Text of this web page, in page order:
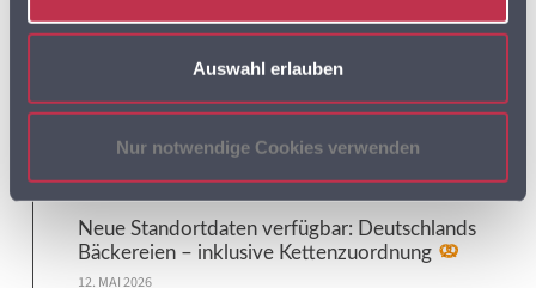
Auswahl erlauben
Nur notwendige Cookies verwenden
21. JUNI 2026
33.234 Filialen & über 160
Standortänderungen
Neue Standortdaten verfügbar: Deutschlands
Bäckereien – inklusive Kettenzuordnung
12. MAI 2026